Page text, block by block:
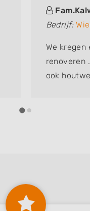
Bedrijf:
We kregen
renoveren
ook